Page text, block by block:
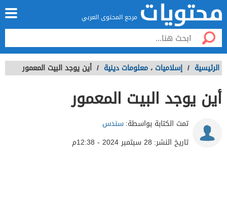
مرجع المحتوى العربي
الرئيسية / إسلاميات ، معلومات دينية / أين يوجد البيت المعمور
أين يوجد البيت المعمور
تمت الكتابة بواسطة:سندس
تاريخ النشر: 28 سبتمبر 2024 - 12:38م